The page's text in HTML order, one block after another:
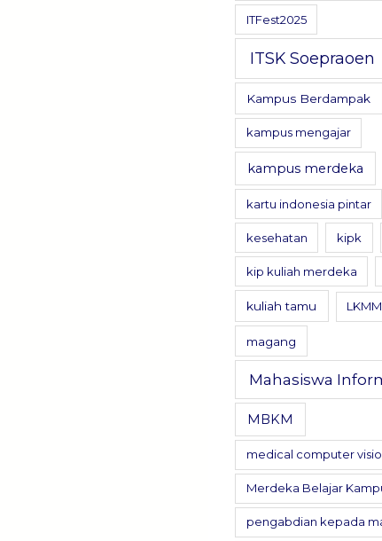
ITFest2025
ITSK Soepraoen
Kampus Berdampak
kampus mengajar
kampus merdeka
kartu indonesia pintar
kesehatan kipk
kip kuliah merdeka
kuliah tamu LKMM
magang
Mahasiswa
MBKM
medical computer
Merdeka Belajar
pengabdian kepada